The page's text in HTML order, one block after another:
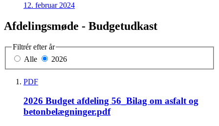
12. februar 2024
Afdelingsmøde - Budgetudkast
Filtrér efter år
Alle
2026
PDF
2026 Budget afdeling 56_Bilag om asfalt og
betonbelægninger.pdf